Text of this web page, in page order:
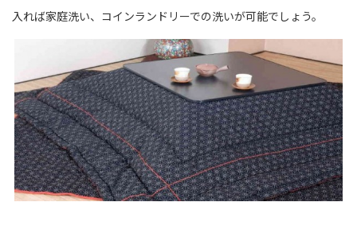
入れば家庭洗い、コインランドリーでの洗いが可能でしょう。